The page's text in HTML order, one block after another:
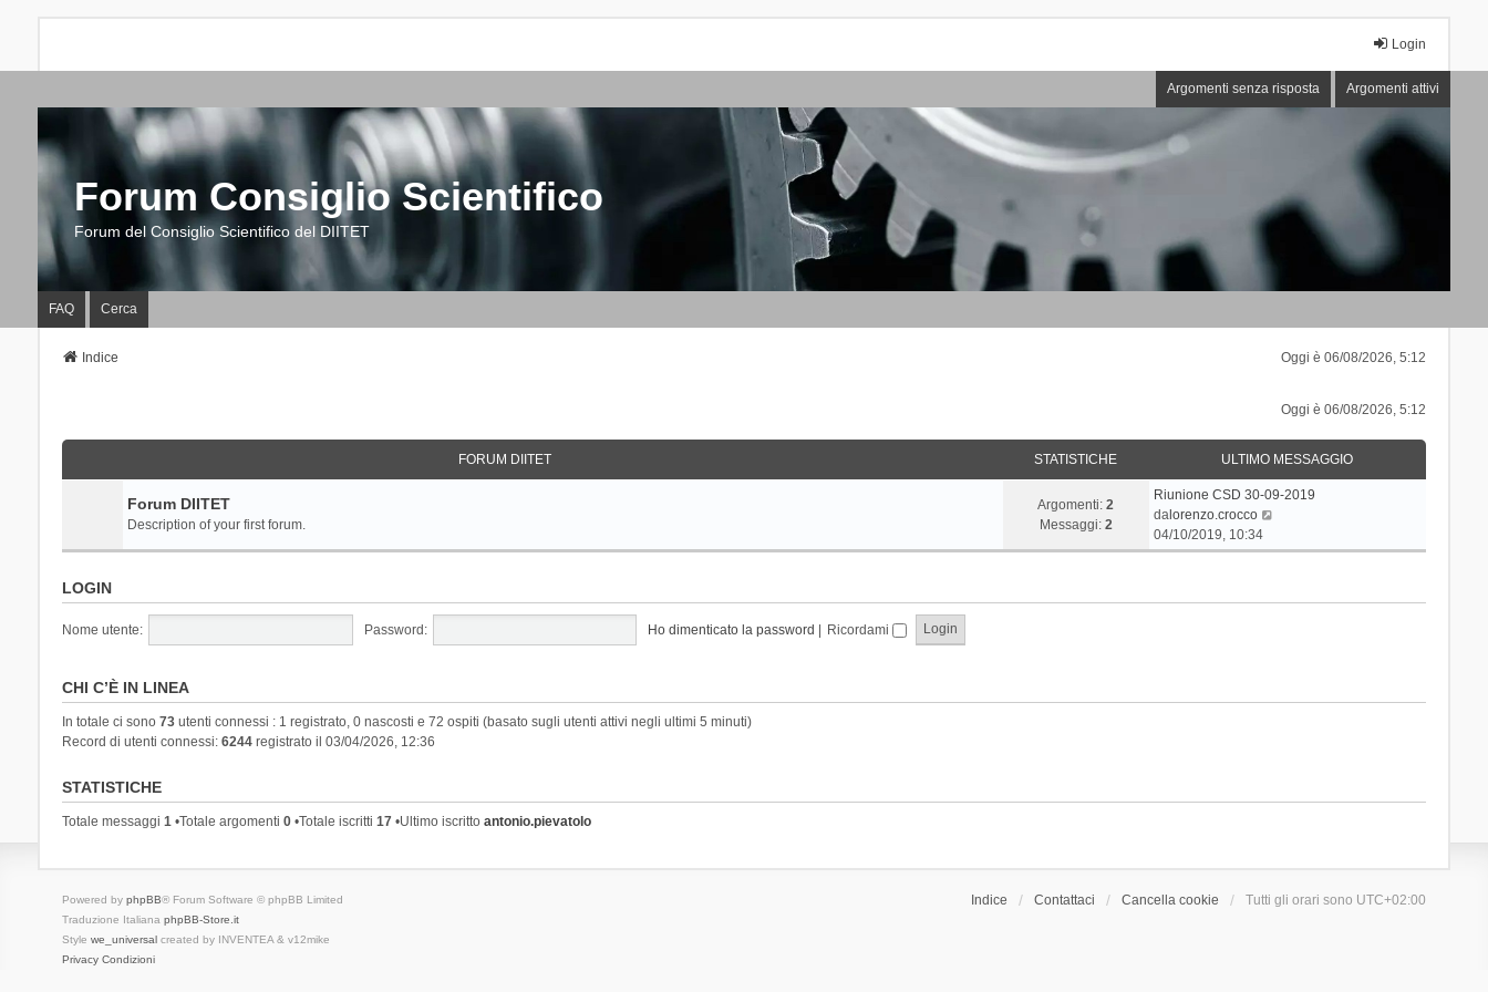
Login
Argomenti senza risposta Argomenti attivi
Forum Consiglio Scientifico
Forum del Consiglio Scientifico del DIITET
FAQ Cerca
Oggi è 06/08/2026, 5:12
Indice
Oggi è 06/08/2026, 5:12
FORUM DIITET STATISTICHE ULTIMO MESSAGGIO
Forum DIITET
Description of your first forum.
Argomenti:2
Messaggi: 2
Riunione CSD 30-09-2019
dalorenzo.crocco
d
o
04/10/2019, 10:34
LOGIN
Nome utente: Password: Ho dimenticato la password | Ricordami
CHI C’È IN LINEA
In totale ci sono 73utenti connessi : 1 registrato, 0 nascosti e 72 ospiti (basato sugli utenti attivi negli ultimi 5 minuti)
Record di utenti connessi: 6244registrato il 03/04/2026, 12:36
STATISTICHE
Totale messaggi 1•Totale argomenti 0•Totale iscritti 17•Ultimo iscritto antonio.pievatolo
Indice Contattaci Cancella cookie Tutti gli orari sono UTC+02:00
Powered by phpBB® Forum Software © phpBB Limited
Traduzione Italiana phpBB-Store.it
Style we_universalcreated by INVENTEA & v12mike
Privacy Condizioni